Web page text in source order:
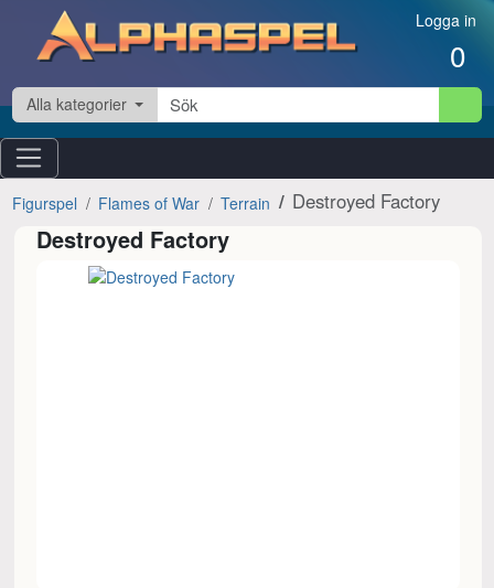
Hoppa till innehåll Logga in
0
Alla kategorier
Figurspel Flames of War Terrain Destroyed Factory
Destroyed Factory